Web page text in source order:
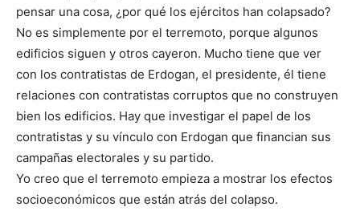
pensar una cosa, ¿por qué los ejércitos han colapsado?
No es simplemente por el terremoto, porque algunos
edificios siguen y otros cayeron. Mucho tiene que ver
con los contratistas de Erdogan, el presidente, él tiene
relaciones con contratistas corruptos que no construyen
bien los edificios. Hay que investigar el papel de los
contratistas y su vínculo con Erdogan que financian sus
campañas electorales y su partido.
Yo creo que el terremoto empieza a mostrar los efectos
socioeconómicos que están atrás del colapso.